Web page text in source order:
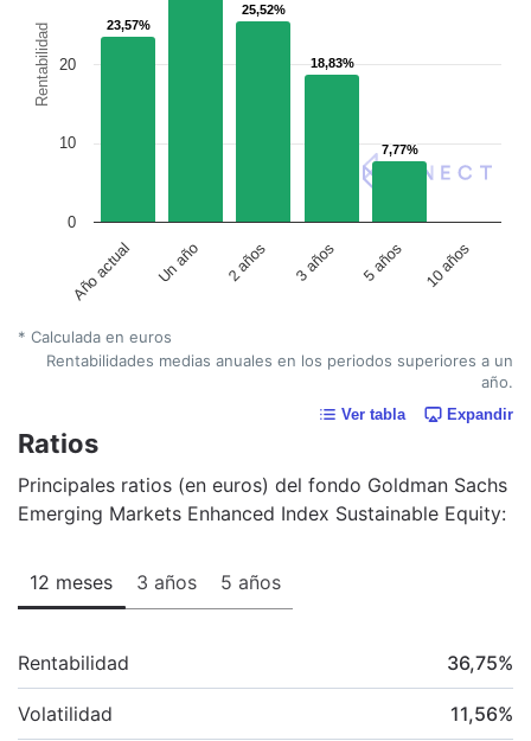
Rentabilidad 23,57%
23,57%
25,52%
25,52%
18,83%
18,83%
7,77%
7,77%
Año actual Un año 2 años 3 años 5 años 10 años
0
10
20
* Calculada en euros
Rentabilidades medias anuales en los periodos superiores a un
año.
Ver tabla Expandir
Ratios
Principales ratios (en euros) del fondo Goldman Sachs
Emerging Markets Enhanced Index Sustainable Equity:
12 meses 3 años 5 años
Rentabilidad 36,75%
Volatilidad 11,56%